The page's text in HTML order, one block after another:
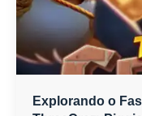
Explorando o